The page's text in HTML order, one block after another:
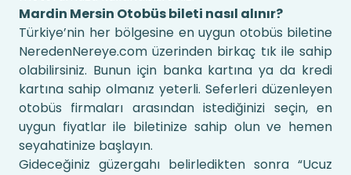
Mardin Mersin Otobüs bileti nasıl alınır?
Türkiye’nin her bölgesine en uygun otobüs biletine
NeredenNereye.com üzerinden birkaç tık ile sahip
olabilirsiniz. Bunun için banka kartına ya da kredi
kartına sahip olmanız yeterli. Seferleri düzenleyen
otobüs firmaları arasından istediğinizi seçin, en
uygun fiyatlar ile biletinize sahip olun ve hemen
seyahatinize başlayın.
Gideceğiniz güzergahı belirledikten sonra “Ucuz